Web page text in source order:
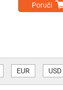
Poruči
EUR USD